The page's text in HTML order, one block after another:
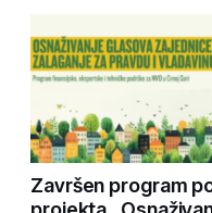
Završen program